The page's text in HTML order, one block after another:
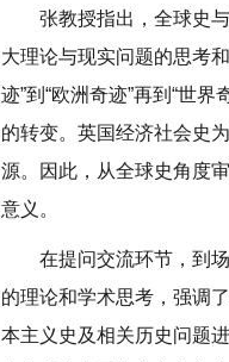
张教授指出，全球史
大理论与现实问题的思考
迹”到“欧洲奇迹”再到“世
的转变。英国经济社会史
源。因此，从全球史角度
意义。
在提问交流环节，到
的理论和学术思考，强调
本主义史及相关历史问题